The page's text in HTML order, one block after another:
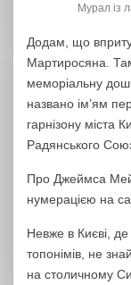
Мурал із
Додам, що
Мартиросяна.
меморіальну
названо ім’ям
гарнізону міста
Радянського
Про Джеймса
нумерацією на
Невже в Києві,
топонімів, не
на столичному